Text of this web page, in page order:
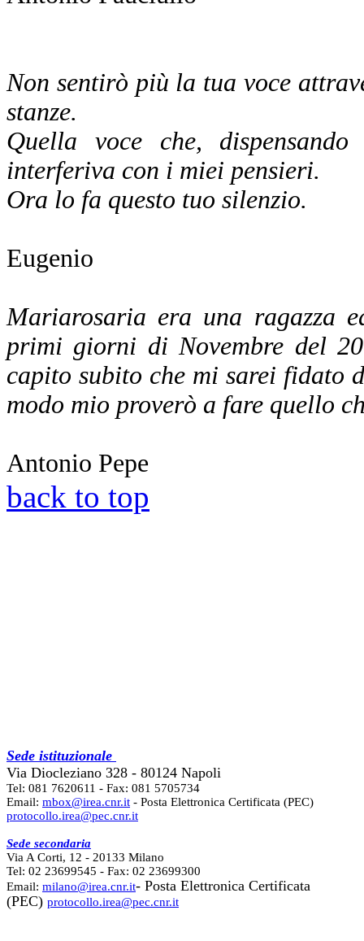
Non sentirò più la tua voce
stanze.
Quella voce che,
interferiva con i miei pensieri.
Ora lo fa questo tuo silenzio.
Eugenio
Mariarosaria era una ragazza
primi giorni di Novembre del
capito subito che mi sarei fidato
modo mio proverò a fare quello
Antonio Pepe
back to top
Sede istituzionale
Via Diocleziano 328 - 80124 Napoli
Tel: 081 7620611 - Fax: 081 5705734
Email: mbox@irea.cnr.it - Posta Elettronica Certificata (PEC)
protocollo.irea@pec.cnr.it
Sede secondaria
Via A Corti, 12 - 20133 Milano
Tel: 02 23699545 - Fax: 02 23699300
Email: milano@irea.cnr.it- Posta Elettronica Certificata
(PEC) protocollo.irea@pec.cnr.it